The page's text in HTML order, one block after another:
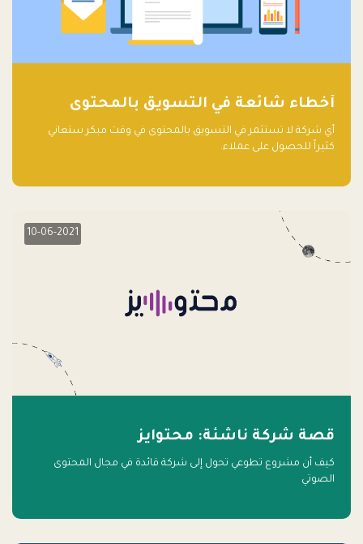
أخطاء شائعة في التسويق بالمحتوى
أي شركة لا تستثمر في التسويق بالمحتوى في وقت مبكر ستعاني
كثيراً للحصول على عملاء.
10-06-2021
قصة شركة ناشئة: محتوايز
كيف أن مشروع تطوعي تحول إلى شركة قائدة في مجال المحتوى
الصوتي